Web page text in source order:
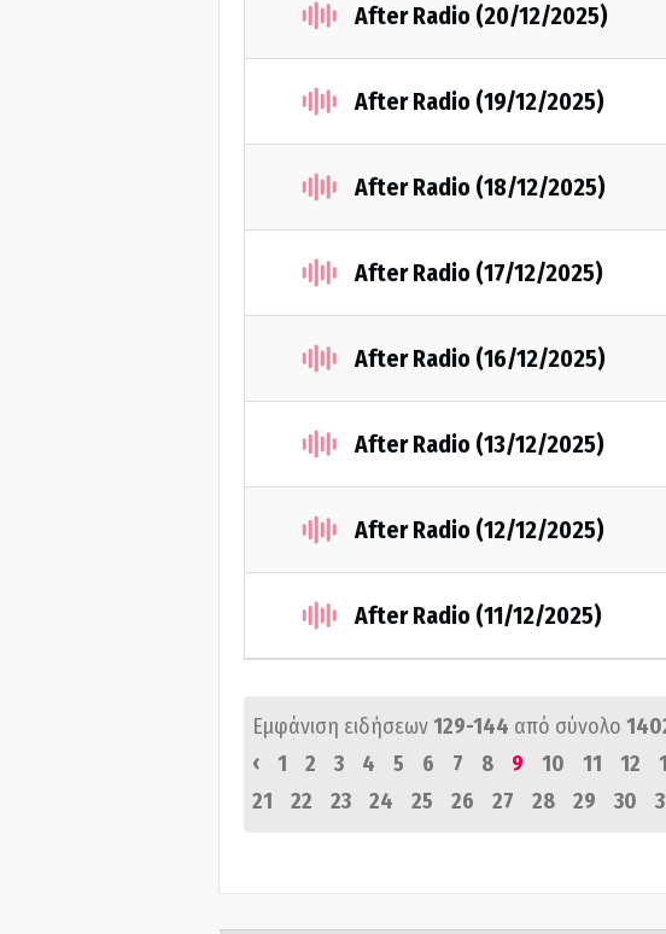
After Radio (20/12/2025)
After Radio (19/12/2025)
After Radio (18/12/2025)
After Radio (17/12/2025)
After Radio (16/12/2025)
After Radio (13/12/2025)
After Radio (12/12/2025)
After Radio (11/12/2025)
Εμφάνιση ειδήσεων129-144 από σύνολο
‹
1 2 3 4 5 6 7 8 9 10 11 12
21
22 23 24 25 26 27 28 29 30